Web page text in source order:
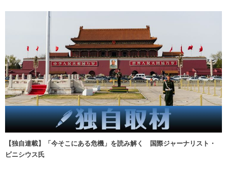
【独自連載】「今そこにある危機」を読み解く 国際ジャーナリスト・
ビニシウス氏